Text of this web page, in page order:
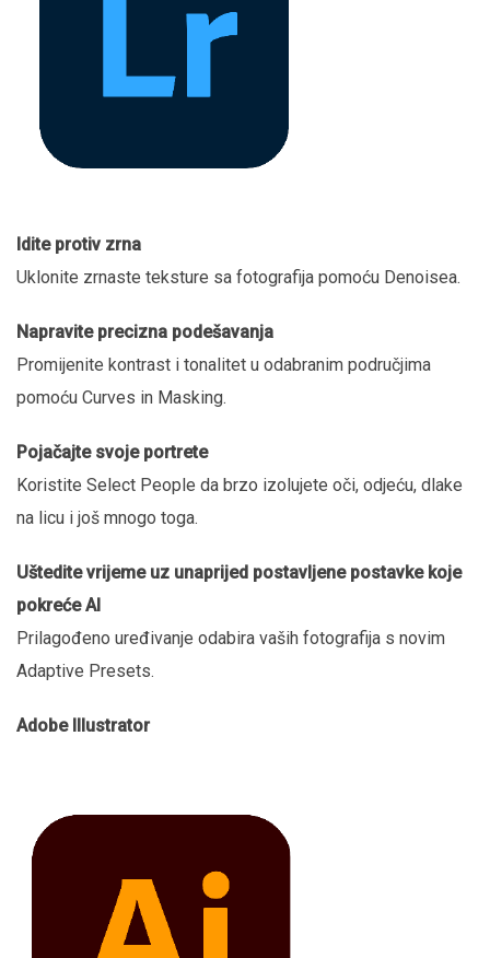
Idite protiv zrna
Uklonite zrnaste teksture sa fotografija pomoću Denoisea.
Napravite precizna podešavanja
Promijenite kontrast i tonalitet u odabranim područjima
pomoću Curves in Masking.
Pojačajte svoje portrete
Koristite Select People da brzo izolujete oči, odjeću, dlake
na licu i još mnogo toga.
Uštedite vrijeme uz unaprijed postavljene postavke koje
pokreće AI
Prilagođeno uređivanje odabira vaših fotografija s novim
Adaptive Presets.
Adobe Illustrator